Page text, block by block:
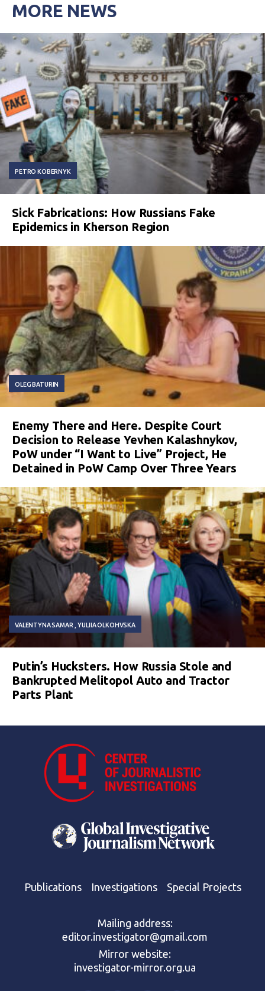
MORE NEWS
PETRO KOBERNYK
Sick Fabrications: How Russians Fake
Epidemics in Kherson Region
OLEG BATURIN
Enemy There and Here. Despite Court
Decision to Release Yevhen Kalashnykov,
PoW under “I Want to Live” Project, He
Detained in PoW Camp Over Three Years
VALENTYNA SAMAR YULIIA OLKOHVSKA
Putin’s Hucksters. How Russia Stole and
Bankrupted Melitopol Auto and Tractor
Parts Plant
Publications Investigations Special Projects
Mailing address:
editor.investigator@gmail.com
Mirror website:
investigator-mirror.org.ua